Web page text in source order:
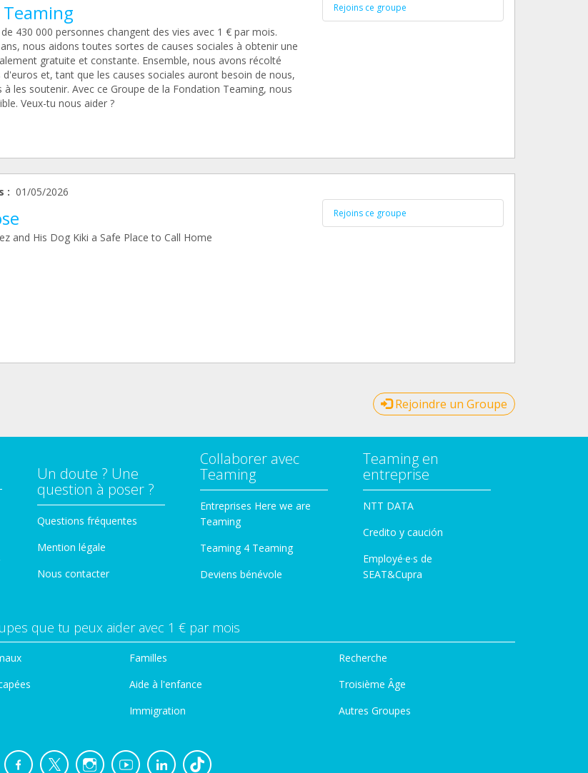
430 000 personnes changent des vies avec 1 € par mois.
nous aidons toutes sortes de causes sociales à obtenir une
gratuite et constante. Ensemble, nous avons récolté
et, tant que les causes sociales auront besoin de nous,
les soutenir. Avec ce Groupe de la Fondation Teaming, nous
Veux-tu nous aider ?
Rejoins ce groupe
: 01/05/2026
and His Dog Kiki a Safe Place to Call Home
Rejoins ce groupe
Rejoindre un Groupe
Un doute ? Une
question à poser ?
Questions fréquentes
Mention légale
Nous contacter
Collaborer avec
Teaming
Entreprises Here we are
Teaming
Teaming 4 Teaming
Deviens bénévole
Teaming en
entreprise
NTT DATA
Credito y caución
Employé·e·s de
SEAT&Cupra
que tu peux aider avec 1 € par mois
Familles
Aide à l'enfance
Immigration
Recherche
Troisième Âge
Autres Groupes